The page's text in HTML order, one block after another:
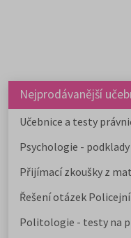
Nejprodávanější
Učebnice a testy
Psychologie -
Přijímací zkoušky z
Řešení otázek
Politologie - testy na